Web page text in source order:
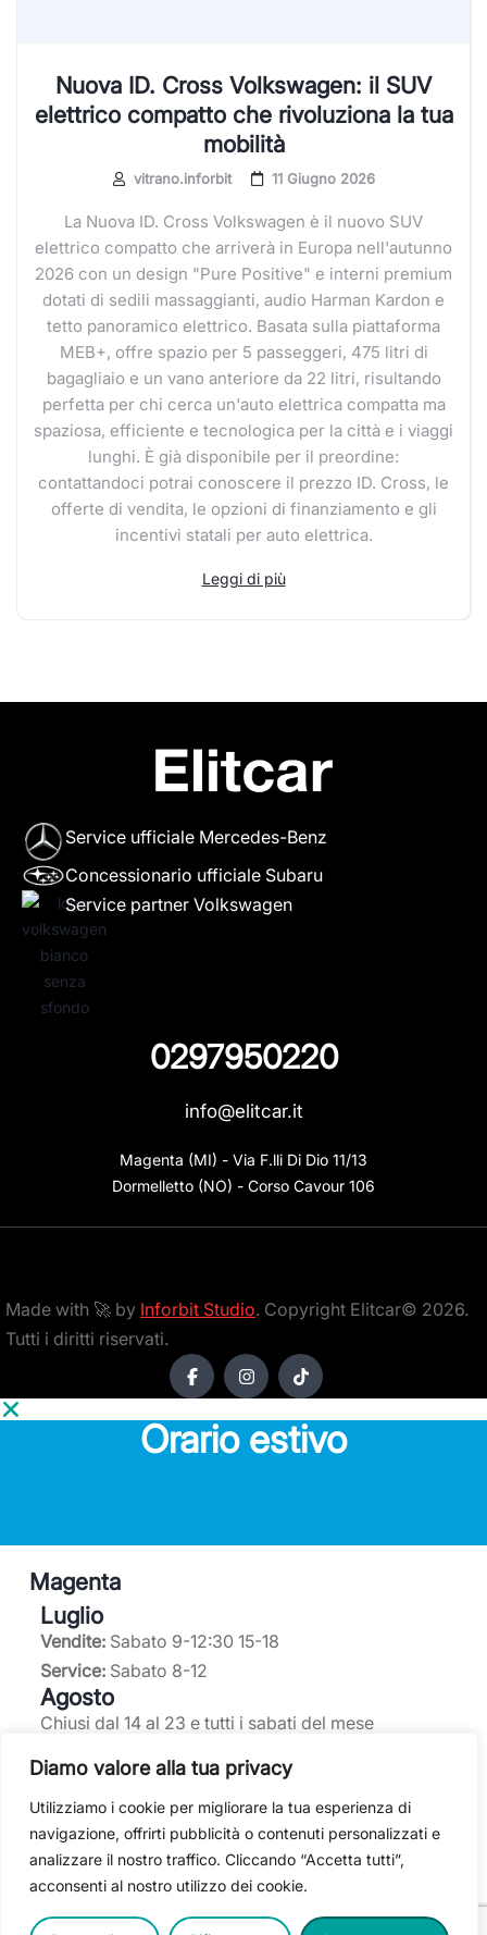
Diamo valore alla tua privacy
Utilizziamo i cookie per migliorare la tua esperienza di
navigazione, offrirti pubblicità o contenuti personalizzati e
analizzare il nostro traffico. Cliccando “Accetta tutti”,
acconsenti al nostro utilizzo dei cookie.
Nuova ID. Cross Volkswagen: il SUV
elettrico compatto che rivoluziona la tua
mobilità
vitrano.inforbit 11 Giugno 2026
La Nuova ID. Cross Volkswagen è il nuovo SUV
elettrico compatto che arriverà in Europa nell'autunno
2026 con un design "Pure Positive" e interni premium
dotati di sedili massaggianti, audio Harman Kardon e
tetto panoramico elettrico. Basata sulla piattaforma
MEB+, offre spazio per 5 passeggeri, 475 litri di
bagagliaio e un vano anteriore da 22 litri, risultando
perfetta per chi cerca un'auto elettrica compatta ma
spaziosa, efficiente e tecnologica per la città e i viaggi
lunghi. È già disponibile per il preordine:
contattandoci potrai conoscere il prezzo ID. Cross, le
offerte di vendita, le opzioni di finanziamento e gli
incentivi statali per auto elettrica.
Leggi di più
Service ufficiale Mercedes-Benz
Concessionario ufficiale Subaru
Service partner Volkswagen
0297950220
info@elitcar.it
Magenta (MI) - Via F.lli Di Dio 11/13
Dormelletto (NO) - Corso Cavour 106
Made with 🚀 by Inforbit Studio. Copyright Elitcar© 2026.
Tutti i diritti riservati.
Orario estivo
Magenta
Luglio
Vendite: Sabato 9-12:30 15-18
Service: Sabato 8-12
Agosto
Chiusi dal 14 al 23 e tutti i sabati del mese
Dormelletto
Luglio
Vendite:Sabato 9-12:30 15-17:30
Elitbike: Sabato 9-12:30 e pomeriggio su
appuntamento